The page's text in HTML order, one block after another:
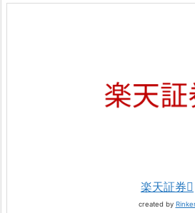
楽天証券
created by